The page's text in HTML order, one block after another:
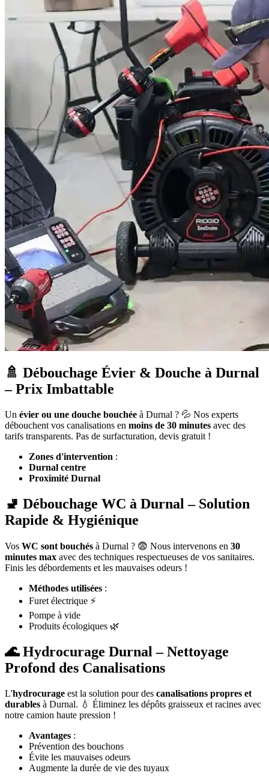
🚿 Débouchage Évier & Douche à Durnal
– Prix Imbattable
Un évier ou une douche bouchée à Durnal ? 💦 Nos experts
débouchent vos canalisations en moins de 30 minutes avec des
tarifs transparents. Pas de surfacturation, devis gratuit !
Zones d'intervention :
Durnal centre
Proximité Durnal
🚽 Débouchage WC à Durnal – Solution
Rapide & Hygiénique
Vos WC sont bouchés à Durnal ? 😨 Nous intervenons en 30
minutes max avec des techniques respectueuses de vos sanitaires.
Finis les débordements et les mauvaises odeurs !
Méthodes utilisées :
Furet électrique ⚡
Pompe à vide
Produits écologiques 🌿
🌊 Hydrocurage Durnal – Nettoyage
Profond des Canalisations
L'hydrocurage est la solution pour des canalisations propres et
durables à Durnal. 💧 Éliminez les dépôts graisseux et racines avec
notre camion haute pression !
Avantages :
Prévention des bouchons
Évite les mauvaises odeurs
Augmente la durée de vie des tuyaux